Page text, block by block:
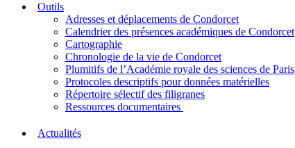
Outils
Adresses et déplacements de Condorcet
Calendrier des présences académiques de Condorcet
Cartographie
Chronologie de la vie de Condorcet
Plumitifs de l’Académie royale des sciences de Paris
Protocoles descriptifs pour données matérielles
Répertoire sélectif des filigranes
Ressources documentaires
Actualités